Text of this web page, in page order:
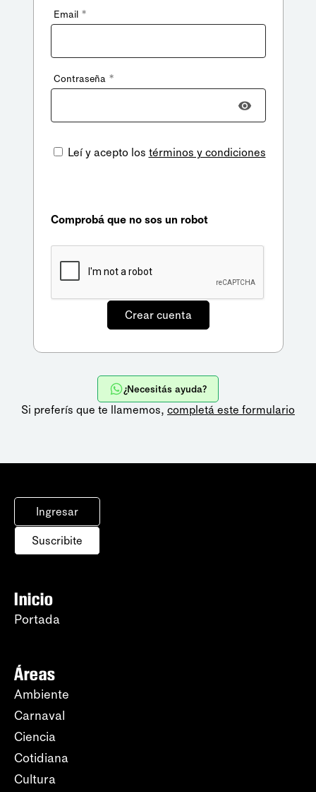
Email *
Contraseña *
Leí y acepto los términos y condiciones
Comprobá que no sos un robot
¿Necesitás ayuda?
Si preferís que te llamemos, completá este formulario
Ingresar
Suscribite
Inicio
Portada
Áreas
Ambiente
Carnaval
Ciencia
Cotidiana
Cultura